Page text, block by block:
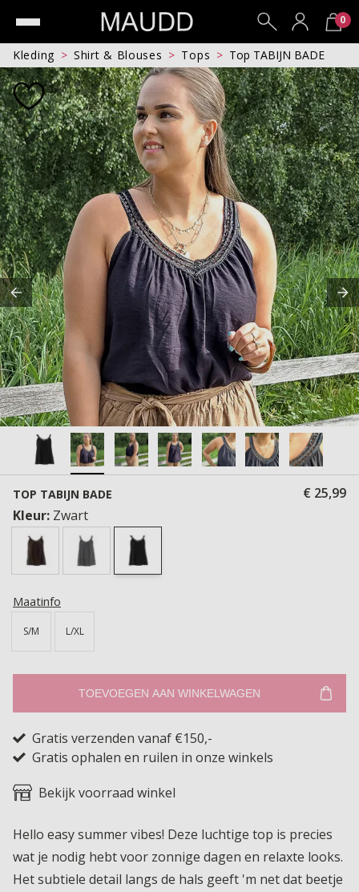
0
Kleding Shirt & Blouses Tops Top TABIJN BADE
TOP TABIJN BADE
€ 25,99
Kleur: Zwart
Maatinfo
S/M L/XL
TOEVOEGEN AAN WINKELWAGEN
Gratis verzenden vanaf €150,-
Gratis ophalen en ruilen in onze winkels
Bekijk voorraad winkel
Hello easy summer vibes! Deze luchtige top is precies
wat je nodig hebt voor zonnige dagen en relaxte looks.
Het subtiele detail langs de hals geeft 'm net dat beetje